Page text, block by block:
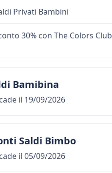
Privati Bambini
30% con The Colors Club
Bamibina
il 19/09/2026
Saldi Bimbo
il 05/09/2026